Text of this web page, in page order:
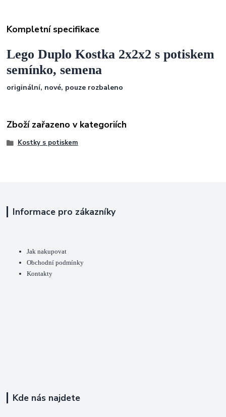
Kompletní specifikace
Lego Duplo Kostka 2x2x2 s potiskem
semínko, semena
originální, nové, pouze rozbaleno
Zboží zařazeno v kategoriích
Kostky s potiskem
Informace pro zákazníky
Jak nakupovat
Obchodní podmínky
Kontakty
Kde nás najdete